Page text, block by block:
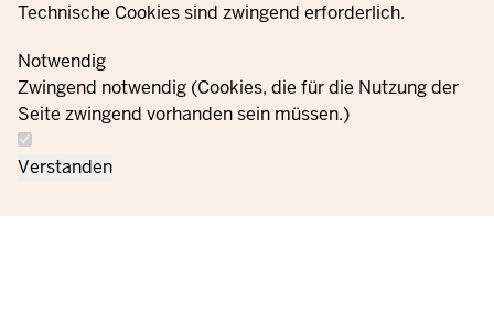
Technische Cookies sind zwingend erforderlich.
Notwendig
Zwingend notwendig (Cookies, die für die Nutzung der
Seite zwingend vorhanden sein müssen.)
Verstanden